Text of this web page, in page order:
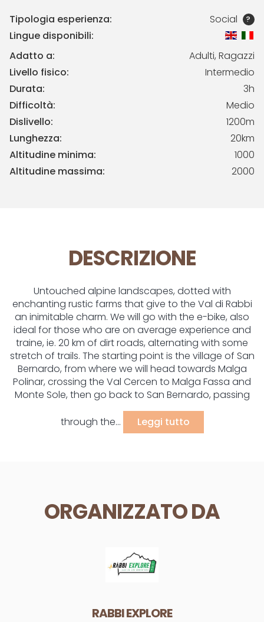
Tipologia esperienza: Social ?
Lingue disponibili:
Adatto a:
Adulti, Ragazzi
Livello fisico:
Intermedio
Durata:
3h
Difficoltà:
Medio
Dislivello:
1200m
Lunghezza:
20km
Altitudine minima:
1000
Altitudine massima:
2000
DESCRIZIONE
Untouched alpine landscapes, dotted with
enchanting rustic farms that give to the Val di Rabbi
an inimitable charm. We will go with the e-bike, also
ideal for those who are on average experience and
traine, ie. 20 km of dirt roads, alternating with some
stretch of trails. The starting point is the village of San
Bernardo, from where we will head towards Malga
Polinar, crossing the Val Cercen to Malga Fassa and
Monte Sole, then go back to San Bernardo, passing
through the...
Leggi tutto
ORGANIZZATO DA
RABBI EXPLORE